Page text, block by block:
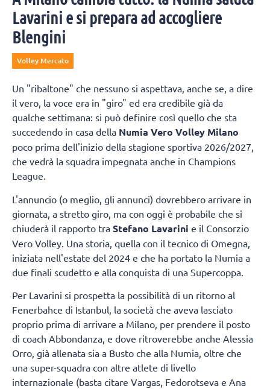
Lavarini e si prepara ad accogliere
Blengini
Volley Mercato
Un "ribaltone" che nessuno si aspettava, anche se, a dire
il vero, la voce era in "giro" ed era credibile già da
qualche settimana: si può definire così quello che sta
succedendo in casa della Numia Vero Volley Milano
poco prima dell'inizio della stagione sportiva 2026/2027,
che vedrà la squadra impegnata anche in Champions
League.
L'annuncio (o meglio, gli annunci) dovrebbero arrivare in
giornata, a stretto giro, ma con oggi è probabile che si
chiuderà il rapporto tra Stefano Lavarini e il Consorzio
Vero Volley. Una storia, quella con il tecnico di Omegna,
iniziata nell'estate del 2024 e che ha portato la Numia a
due finali scudetto e alla conquista di una Supercoppa.
Per Lavarini si prospetta la possibilità di un ritorno al
Fenerbahce di Istanbul, la società che aveva lasciato
proprio prima di arrivare a Milano, per prendere il posto
di coach Abbondanza, e dove ritroverebbe anche Alessia
Orro, già allenata sia a Busto che alla Numia, oltre che
una super-squadra con altre atlete di livello
internazionale (basta citare Vargas, Fedorotseva e Ana